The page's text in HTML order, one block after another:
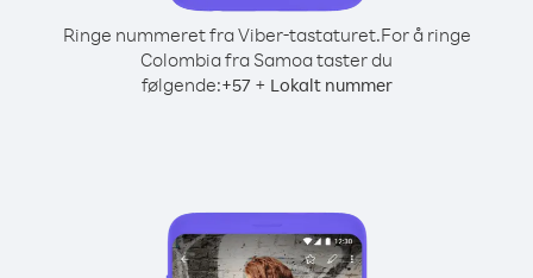
Ringe nummeret fra Viber-tastaturet.For å ringe
Colombia fra Samoa taster du
følgende:+57+ Lokalt nummer